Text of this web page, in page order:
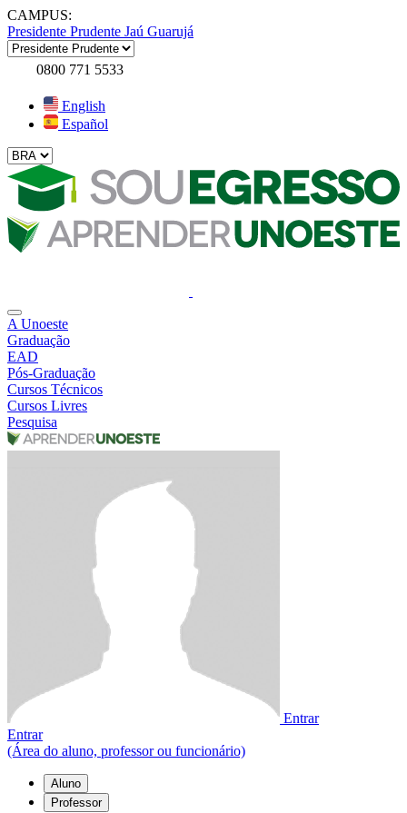
CAMPUS:
Presidente Prudente Jaú Guarujá
0800 771 5533
English
Español
A Unoeste
Graduação
EAD
Pós-Graduação
Cursos Técnicos
Cursos Livres
Pesquisa
Entrar
Entrar
(Área do aluno, professor ou funcionário)
Aluno
Professor